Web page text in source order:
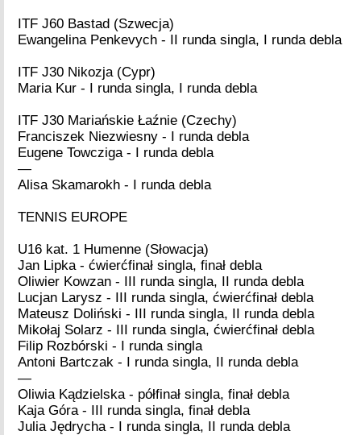
ITF J60 Bastad (Szwecja)
Ewangelina Penkevych - II runda singla, I runda debla
ITF J30 Nikozja (Cypr)
Maria Kur - I runda singla, I runda debla
ITF J30 Mariańskie Łaźnie (Czechy)
Franciszek Niezwiesny - I runda debla
Eugene Towcziga - I runda debla
—
Alisa Skamarokh - I runda debla
TENNIS EUROPE
U16 kat. 1 Humenne (Słowacja)
Jan Lipka - ćwierćfinał singla, finał debla
Oliwier Kowzan - III runda singla, II runda debla
Lucjan Larysz - III runda singla, ćwierćfinał debla
Mateusz Doliński - III runda singla, II runda debla
Mikołaj Solarz - III runda singla, ćwierćfinał debla
Filip Rozbórski - I runda singla
Antoni Bartczak - I runda singla, II runda debla
—
Oliwia Kądzielska - półfinał singla, finał debla
Kaja Góra - III runda singla, finał debla
Julia Jędrycha - I runda singla, II runda debla